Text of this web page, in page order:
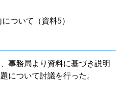
ついて（資料5）
事務局より資料に基づき説明
について討議を行った。